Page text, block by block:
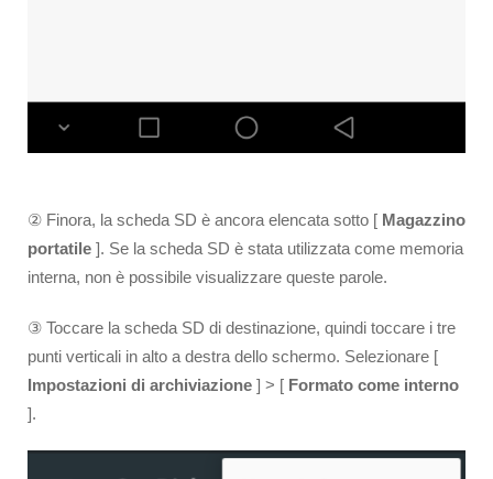
② Finora, la scheda SD è ancora elencata sotto [ Magazzino
portatile ]. Se la scheda SD è stata utilizzata come memoria
interna, non è possibile visualizzare queste parole.
③ Toccare la scheda SD di destinazione, quindi toccare i tre
punti verticali in alto a destra dello schermo. Selezionare [
Impostazioni di archiviazione ] > [ Formato come interno
].